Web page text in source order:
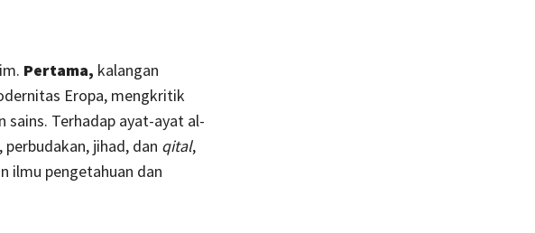
Pertama, kalangan
Eropa, mengkritik
sains. Terhadap ayat-ayat al-
jihad, dan qital,
ilmu pengetahuan dan